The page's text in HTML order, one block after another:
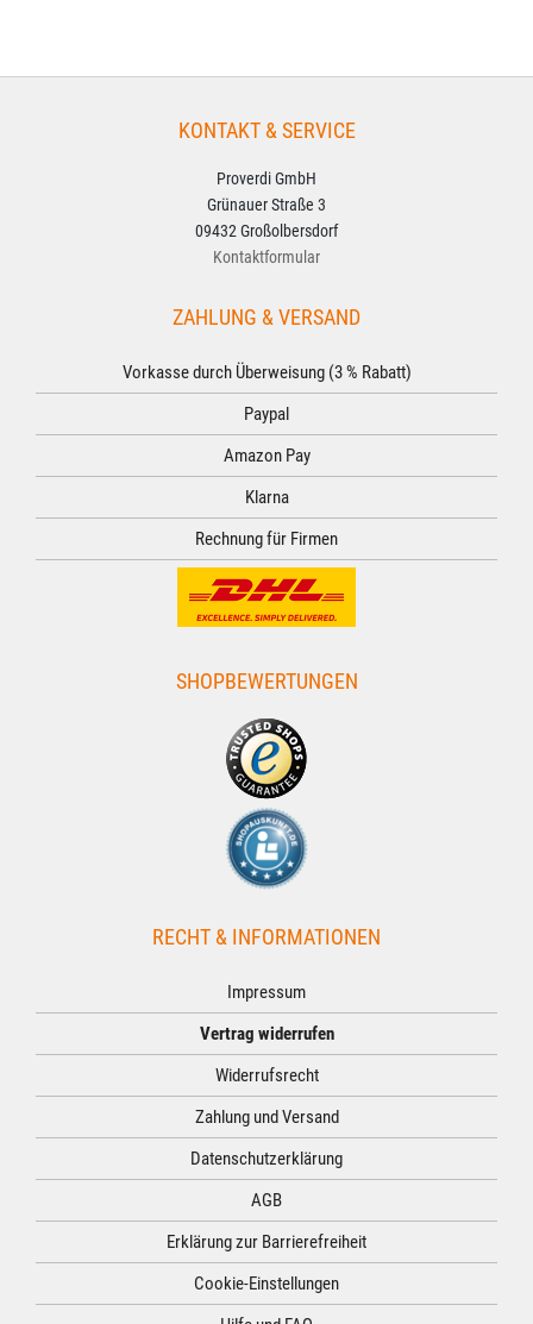
KONTAKT & SERVICE
Proverdi GmbH
Grünauer Straße 3
09432 Großolbersdorf
Kontaktformular
ZAHLUNG & VERSAND
Vorkasse durch Überweisung (3 % Rabatt)
Paypal
Amazon Pay
Klarna
Rechnung für Firmen
SHOPBEWERTUNGEN
RECHT & INFORMATIONEN
Impressum
Vertrag widerrufen
Widerrufsrecht
Zahlung und Versand
Datenschutzerklärung
AGB
Erklärung zur Barrierefreiheit
Cookie-Einstellungen